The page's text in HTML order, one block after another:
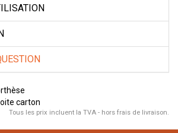
carton
Tous les prix incluent la TVA - hors frais de livraison.